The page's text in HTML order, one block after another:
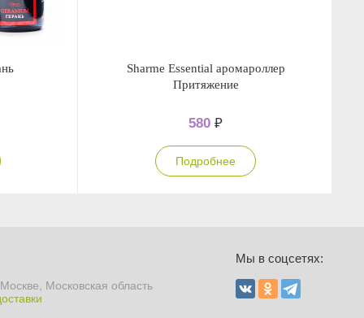
Sharme Essential аромароллер
Притяжение
580 ₽
Подробнее
Московская область
Мы в соцсетях: